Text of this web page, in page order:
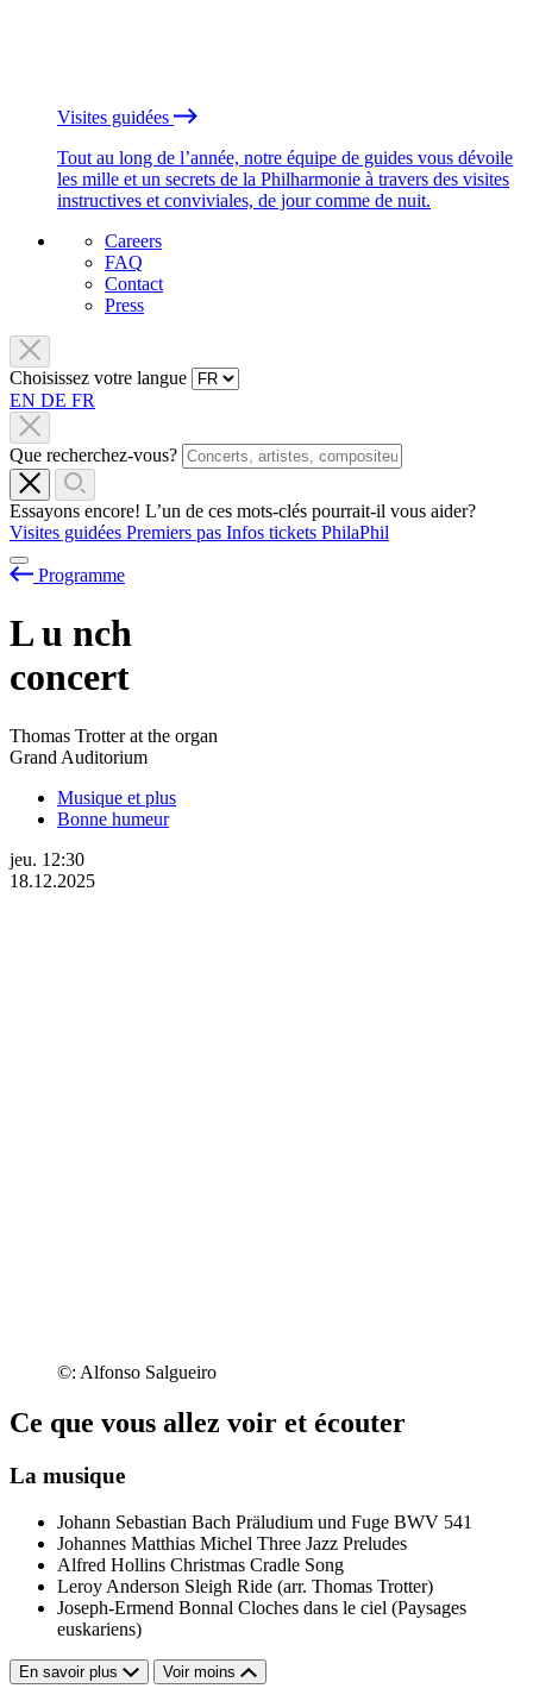
Visites guidées
Tout au long de l’année, notre équipe de guides vous dévoile
les mille et un secrets de la Philharmonie à travers des visites
instructives et conviviales, de jour comme de nuit.
Careers
FAQ
Contact
Press
Choisissez votre langue
EN DE FR
Que recherchez-vous?
Essayons encore! L’un de ces mots-clés pourrait-il vous aider?
Visites guidées Premiers pas Infos tickets PhilaPhil
Programme
Lu nch
concert
Thomas Trotter at the organ
Grand Auditorium
Musique et plus
Bonne humeur
jeu. 12:30
18.12.2025
©: Alfonso Salgueiro
Ce que vous allez voir et écouter
La musique
Johann Sebastian Bach Präludium und Fuge BWV 541
Johannes Matthias Michel Three Jazz Preludes
Alfred Hollins Christmas Cradle Song
Leroy Anderson Sleigh Ride (arr. Thomas Trotter)
Joseph-Ermend Bonnal Cloches dans le ciel (Paysages
euskariens)
En savoir plus Voir moins